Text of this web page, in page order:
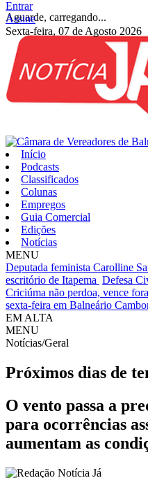
Aguarde, carregando...
Entrar
Assine
Sexta-feira, 07 de Agosto 2026
Início
Podcasts
Classificados
Colunas
Empregos
Guia Comercial
Edições
Notícias
MENU
Deputada feminista Carolline
escritório de Itapema Defesa
Criciúma não perdoa, vence
sexta-feira em Balneário
EM ALTA
MENU
Notícias/Geral
Próximos dias de
O vento passa a
para ocorrências
aumentam as